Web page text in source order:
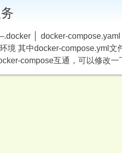
│ docker-compose.yaml
境 其中docker-compose.yml文
compose互通，可以修改一